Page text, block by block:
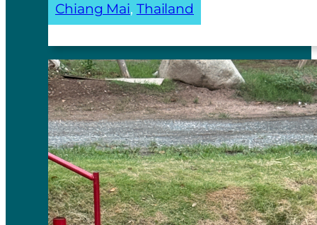
Chiang Mai, Thailand